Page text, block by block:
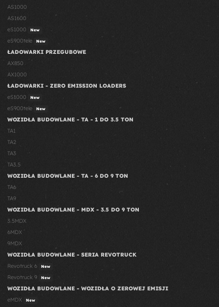
AS1000
AS1600
eS1000
New
eS900tele New
ŁADOWARKI PRZEGUBOWE
AX850
AX1000
ŁADOWARKI - ZERO EMISSION LOADERS
eS1000
New
eS900tele New
WOZIDŁA BUDOWLANE - TA - 1 DO 3.5 TON
TA1
TA2
TA3
TA3.5
WOZIDŁA BUDOWLANE - TA - 6 DO 9 TON
TA6
TA9
WOZIDŁA BUDOWLANE - MDX - 3.5 DO 9 TON
3.5MDX
6MDX
9MDX
WOZIDŁA BUDOWLANE - SERIA REVOTRUCK
Revotruck 6
New
Revotruck 9 New
WOZIDŁA BUDOWLANE - WOZIDŁA O ZEROWEJ EMISJI
eMDX
New